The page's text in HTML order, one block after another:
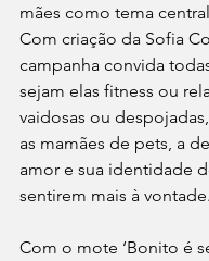
mães como tema
Com criação da Sofia
campanha convida
sejam elas fitness ou
vaidosas ou
as mamães de pets, a
amor e sua identidade
sentirem mais à vontade.
Com o mote ‘Bonito é